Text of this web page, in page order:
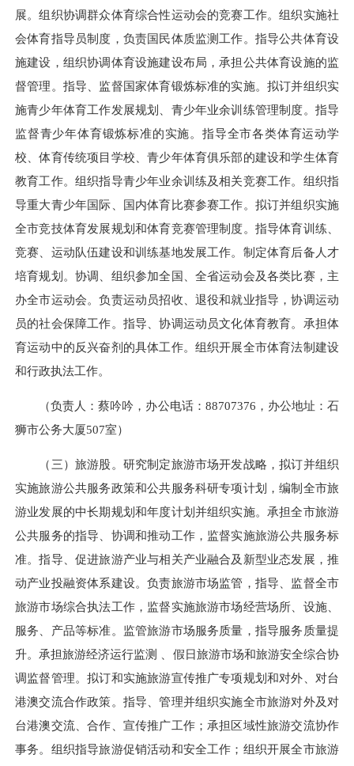
展。组织协调群众体育综合性运动会的竞赛工作。组织实施社
会体育指导员制度，负责国民体质监测工作。指导公共体育设
施建设，组织协调体育设施建设布局，承担公共体育设施的监
督管理。指导、监督国家体育锻炼标准的实施。拟订并组织实
施青少年体育工作发展规划、青少年业余训练管理制度。指导
监督青少年体育锻炼标准的实施。指导全市各类体育运动学
校、体育传统项目学校、青少年体育俱乐部的建设和学生体育
教育工作。组织指导青少年业余训练及相关竞赛工作。组织指
导重大青少年国际、国内体育比赛参赛工作。拟订并组织实施
全市竞技体育发展规划和体育竞赛管理制度。指导体育训练、
竞赛、运动队伍建设和训练基地发展工作。制定体育后备人才
培育规划。协调、组织参加全国、全省运动会及各类比赛，主
办全市运动会。负责运动员招收、退役和就业指导，协调运动
员的社会保障工作。指导、协调运动员文化体育教育。承担体
育运动中的反兴奋剂的具体工作。组织开展全市体育法制建设
和行政执法工作。
（负责人：蔡吟吟，办公电话：88707376，办公地址：石
狮市公务大厦507室）
（三） 旅游股。 研究制定旅游市场开发战略，拟订并组织
实施旅游公共服务政策和公共服务科研专项计划，编制全市旅
游业发展的中长期规划和年度计划并组织实施。承担全市旅游
公共服务的指导、协调和推动工作，监督实施旅游公共服务标
准。指导、促进旅游产业与相关产业融合及新型业态发展，推
动产业投融资体系建设。负责旅游市场监管，指导、监督全市
旅游市场综合执法工作，监督实施旅游市场经营场所、设施、
服务、产品等标准。监管旅游市场服务质量，指导服务质量提
升。承担旅游经济运行监测 、假日旅游市场和旅游安全综合协
调监督管理。拟订和实施旅游宣传推广专项规划和对外、对台
港澳交流合作政策。指导、管理并组织实施全市旅游对外及对
台港澳交流、合作、宣传推广工作；承担区域性旅游交流协作
事务。组织指导旅游促销活动和安全工作；组织开展全市旅游